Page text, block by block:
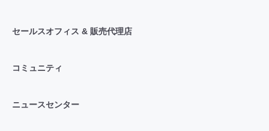
セールスオフィス & 販売代理店
コミュニティ
ニュースセンター